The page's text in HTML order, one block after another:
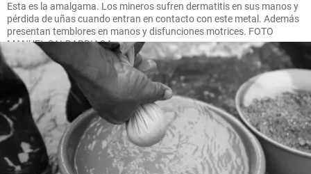
Esta es la amalgama. Los mineros sufren dermatitis en sus manos y
pérdida de uñas cuando entran en contacto con este metal. Además
presentan temblores en manos y disfunciones motrices. FOTO
MANUEL SALDARRIAGA